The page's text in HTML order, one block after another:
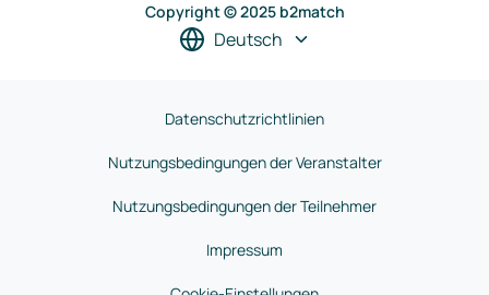
Copyright © 2025 b2match
Deutsch
Datenschutzrichtlinien
Nutzungsbedingungen der Veranstalter
Nutzungsbedingungen der Teilnehmer
Impressum